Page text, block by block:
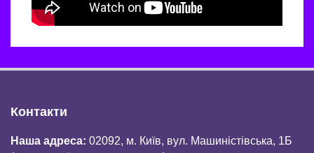
Контакти
Наша адреса: 02092, м. Київ, вул. Машиністівська, 1Б